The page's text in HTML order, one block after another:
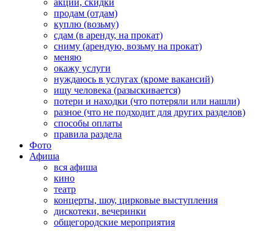
акции, скидки
продам (отдам)
куплю (возьму)
сдам (в аренду, на прокат)
сниму (арендую, возьму на прокат)
меняю
окажу услуги
нуждаюсь в услугах (кроме вакансий)
ищу человека (разыскивается)
потери и находки (что потеряли или нашли)
разное (что не подходит для других разделов)
способы оплаты
правила раздела
Фото
Афиша
вся афиша
кино
театр
концерты, шоу, цирковые выступления
дискотеки, вечеринки
общегородские мероприятия